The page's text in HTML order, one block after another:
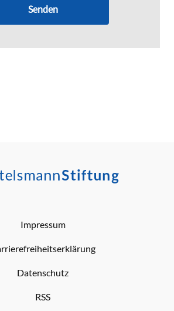
Senden
Impressum
Datenschutz
RSS